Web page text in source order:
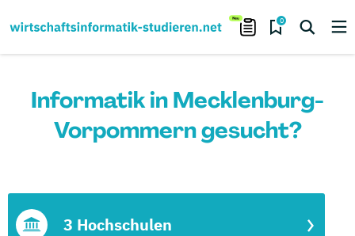
0
Informatik in Mecklenburg-
Vorpommern gesucht?
3 Hochschulen